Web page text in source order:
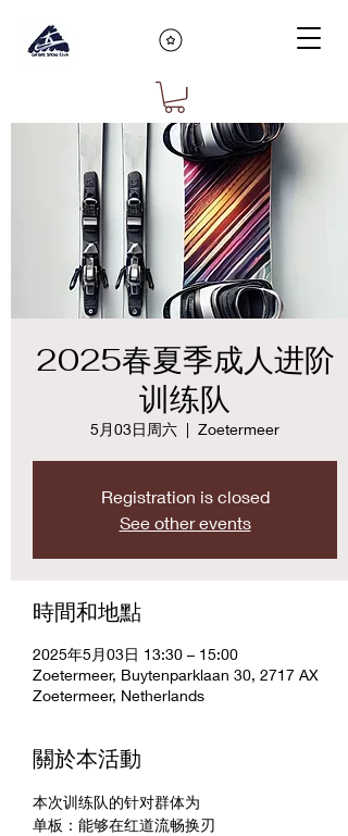
2025春夏季成人进阶
训练队
5月03日周六
  |
Zoetermeer
Registration is closed
See other events
時間和地點
2025年5月03日 13:30 – 15:00
Zoetermeer, Buytenparklaan 30, 2717 AX
Zoetermeer, Netherlands
關於本活動
本次训练队的针对群体为
单板：能够在红道流畅换刃